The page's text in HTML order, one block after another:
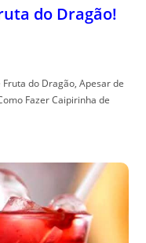
do Dragão!
do Dragão, Apesar de
Fazer Caipirinha de